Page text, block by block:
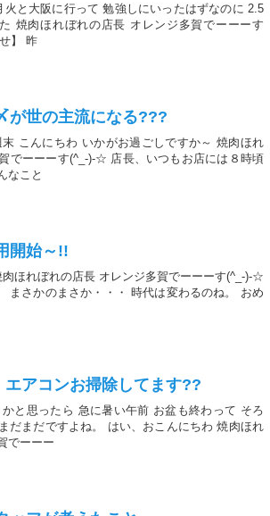
と大阪に行って 勉強しにいったはずなのに 2.5
焼肉ほれぼれの店長 オレンジ多賀でーーーす
】 昨
が世の主流になる???
こんにちわ いかがお過ごしですか～ 焼肉ほれ
でーーーす(^_-)-☆ 店長、いつもお店には８時頃
なこと
開始～!!
ほれぼれの店長 オレンジ多賀でーーーす(^_-)-☆
まさかのまさか・・・ 時代は変わるのね。 おめ
コンお掃除してます??
と思ったら 急に暑い午前 お盆も終わって そろ
だまだですよね。 はい、おこんにちわ 焼肉ほれ
でーーー